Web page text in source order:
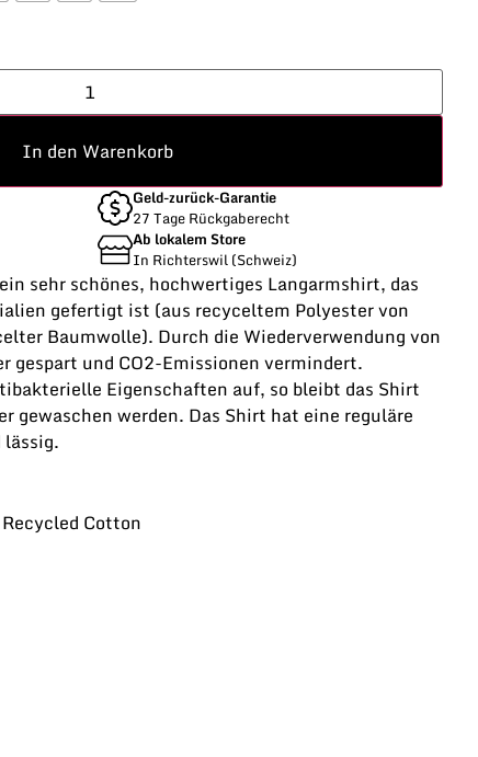
In den Warenkorb
Geld-zurück-Garantie
27 Tage Rückgaberecht
Ab lokalem Store
In Richterswil (Schweiz)
sehr schönes, hochwertiges Langarmshirt, das
gefertigt ist (aus recyceltem Polyester von
Baumwolle). Durch die Wiederverwendung von
gespart und CO2-Emissionen vermindert.
Eigenschaften auf, so bleibt das Shirt
gewaschen werden. Das Shirt hat eine reguläre
Cotton